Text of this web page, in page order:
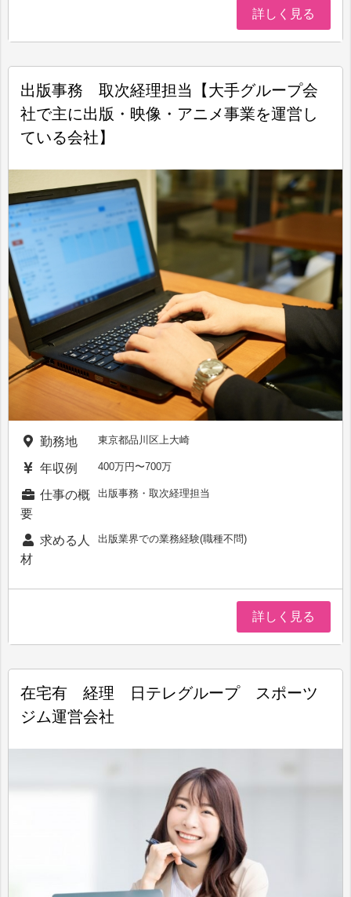
詳しく見る
出版事務 取次経理担当【大手グループ会
社で主に出版・映像・アニメ事業を運営し
ている会社】
勤務地 東京都品川区上大崎
年収例 400万円〜700万
仕事の概
要
出版事務・取次経理担当
求める人
材
出版業界での業務経験(職種不問)
詳しく見る
在宅有 経理 日テレグループ スポーツ
ジム運営会社